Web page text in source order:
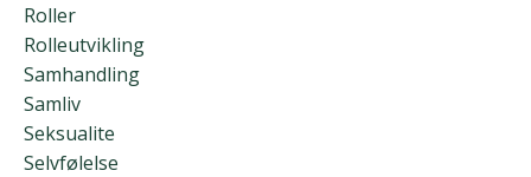
Roller
Rolleutvikling
Samhandling
Samliv
Seksualite
Selvfølelse